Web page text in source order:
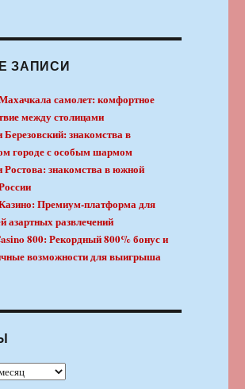
ЗАПИСИ
самолет: комфортное
между столицами
знакомства в
городе с особым шармом
знакомства в южной
Премиум-платформа для
азартных развлечений
800: Рекордный 800% бонус и
возможности для выигрыша